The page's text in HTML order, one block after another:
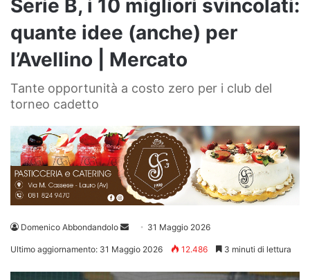
Serie B, i 10 migliori svincolati:
quante idee (anche) per
l’Avellino | Mercato
Tante opportunità a costo zero per i club del
torneo cadetto
Domenico Abbondandolo
Invia 31 Maggio 2026
Ultimo aggiornamento: 31 Maggio 2026 12.486 3 minuti di lettura